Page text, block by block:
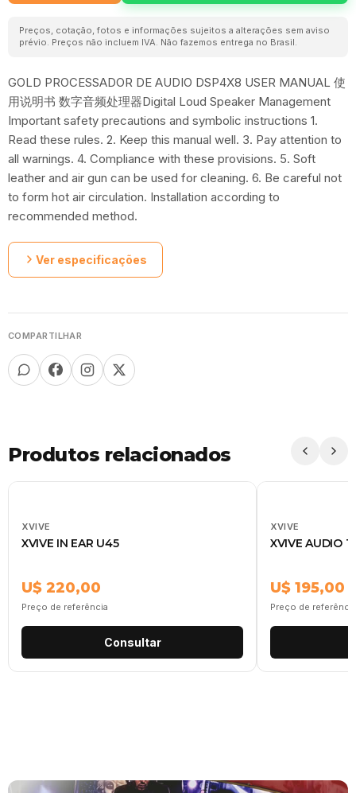
Preços, cotação, fotos e informações sujeitos a alterações sem aviso
prévio. Preços não incluem IVA. Não fazemos entrega no Brasil.
GOLD PROCESSADOR DE AUDIO DSP4X8 USER MANUAL 使
用说明书 数字音频处理器Digital Loud Speaker Management
Important safety precautions and symbolic instructions 1.
Read these rules. 2. Keep this manual well. 3. Pay attention to
all warnings. 4. Compliance with these provisions. 5. Soft
leather and air gun can be used for cleaning. 6. Be careful not
to form hot air circulation. Installation according to
recommended method.
Ver especificações
COMPARTILHAR
Produtos relacionados
XVIVE
XVIVE IN EAR U45
U$ 220,00
Preço de referência
Consultar
XVIVE
XVIVE AUDIO
U$ 195,00
Preço de referência